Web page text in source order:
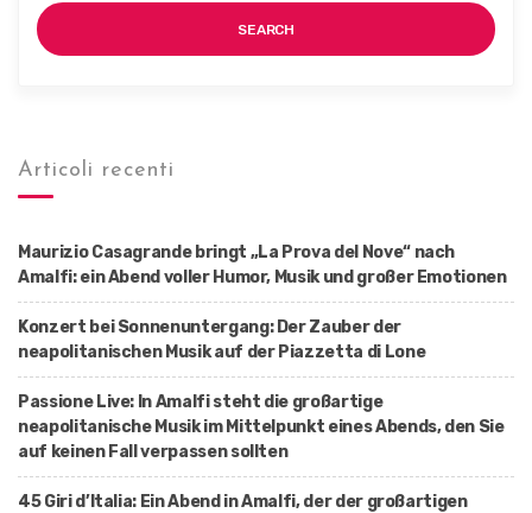
SEARCH
Articoli recenti
Maurizio Casagrande bringt „La Prova del Nove“ nach
Amalfi: ein Abend voller Humor, Musik und großer Emotionen
Konzert bei Sonnenuntergang: Der Zauber der
neapolitanischen Musik auf der Piazzetta di Lone
Passione Live: In Amalfi steht die großartige
neapolitanische Musik im Mittelpunkt eines Abends, den Sie
auf keinen Fall verpassen sollten
45 Giri d’Italia: Ein Abend in Amalfi, der der großartigen